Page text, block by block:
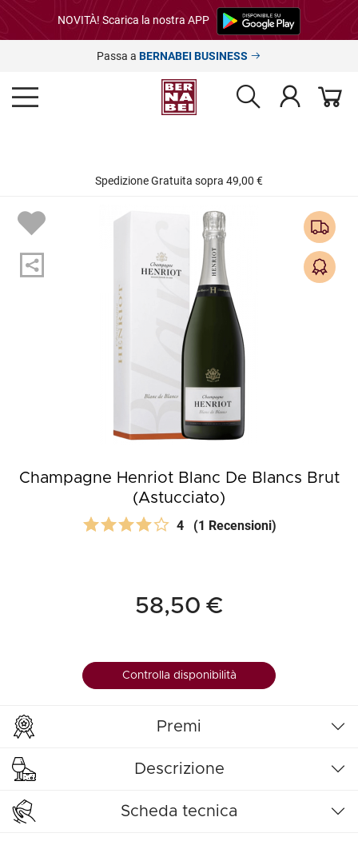
NOVITÀ! Scarica la nostra APP
Passa a BERNABEI BUSINESS
Spedizione Gratuita sopra 49,00 €
Champagne Henriot Blanc De Blancs Brut
(Astucciato)
4 (1 Recensioni)
58,50 €
Controlla disponibilità
Premi
Descrizione
Scheda tecnica